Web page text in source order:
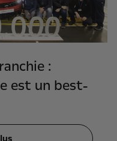
:
est un best-